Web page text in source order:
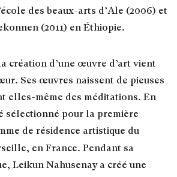
des beaux-arts d’Ale (2006) et
(2011) en Éthiopie.
création d’une œuvre d’art vient
Ses œuvres naissent de pieuses
elles-même des méditations. En
sélectionné pour la première
de résidence artistique du
en France. Pendant sa
Leikun Nahusenay a créé une